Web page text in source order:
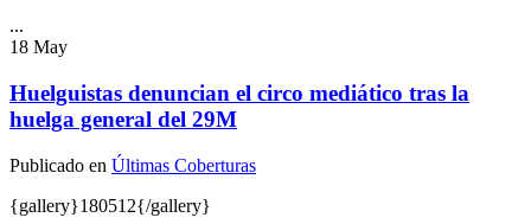
...
18 May
Huelguistas denuncian el circo mediático tras la
huelga general del 29M
Publicado en Últimas Coberturas
{gallery}180512{/gallery}